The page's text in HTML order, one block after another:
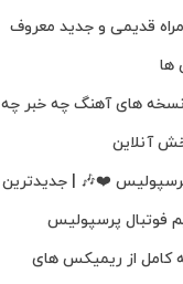
قدیمی و جدید معروف
ها
نسخه های آهنگ چه خبر چه
آنلاین
❤️🎶 | جدیدترین
فوتبال پرسپولیس
کامل از ریمیکس های